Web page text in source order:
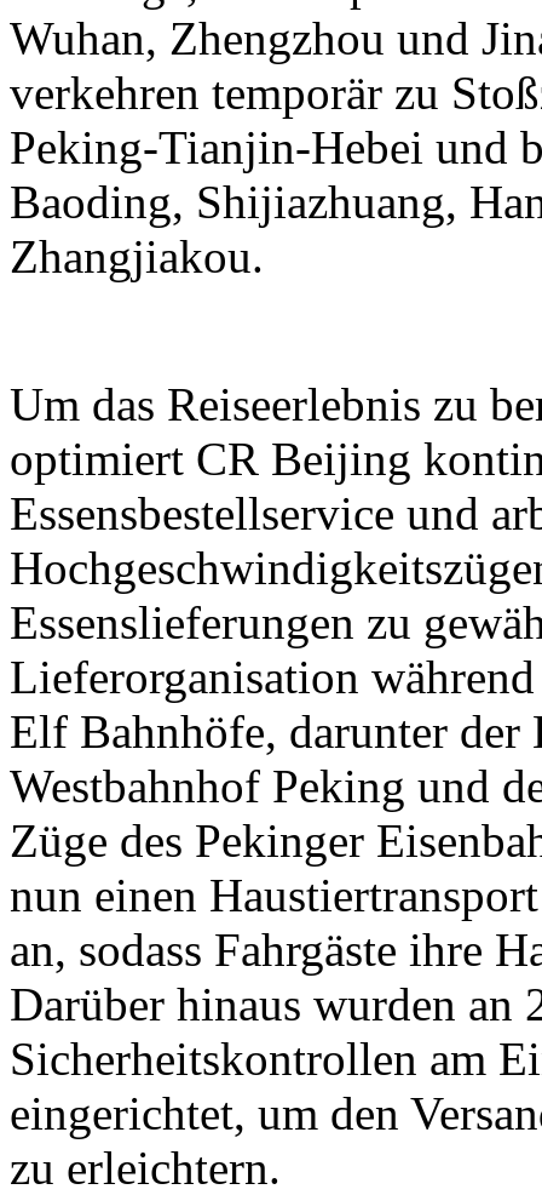
Wuhan, Zhengzhou und
verkehren temporär zu
Peking-Tianjin-Hebei und
Baoding, Shijiazhuang,
Zhangjiakou.
Um das Reiseerlebnis zu
optimiert CR Beijing
Essensbestellservice und
Essenslieferungen zu
Lieferorganisation
Elf Bahnhöfe, darunter der
Westbahnhof Peking und
Züge des Pekinger
nun einen
an, sodass Fahrgäste ihre
Darüber hinaus wurden an
Sicherheitskontrollen am
eingerichtet, um den
zu erleichtern.